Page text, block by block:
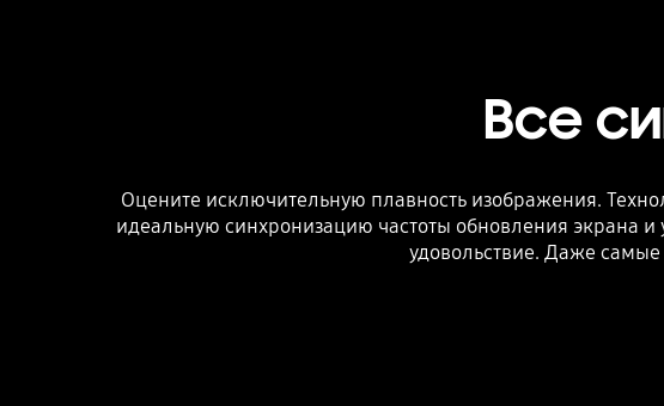
Все
Оцените исключительную плавность изображения.
идеальную синхронизацию частоты обновления экрана
удовольствие. Даже